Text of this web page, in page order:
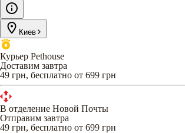
Киев
Курьер Pethouse
Доставим завтра
49 грн, бесплатно от 699 грн
В отделение Новой Почты
Отправим завтра
49 грн, бесплатно от 699 грн